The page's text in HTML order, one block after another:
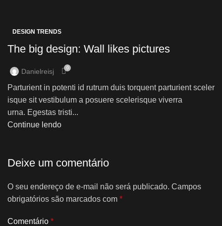
DESIGN TRENDS
The big design: Wall likes pictures
Danielreisj 0
Parturient in potenti id rutrum duis torquent parturient sceler
isque sit vestibulum a posuere scelerisque viverra
urna. Egestas tristi...
Continue lendo
Deixe um comentário
O seu endereço de e-mail não será publicado. Campos
obrigatórios são marcados com *
Comentário *